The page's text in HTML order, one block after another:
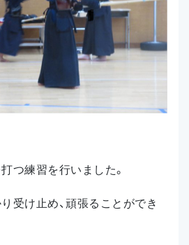
つ練習を行いました。
受け止め、頑張ることができ